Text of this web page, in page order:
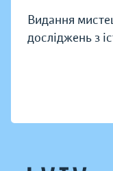
Видання
досліджень з